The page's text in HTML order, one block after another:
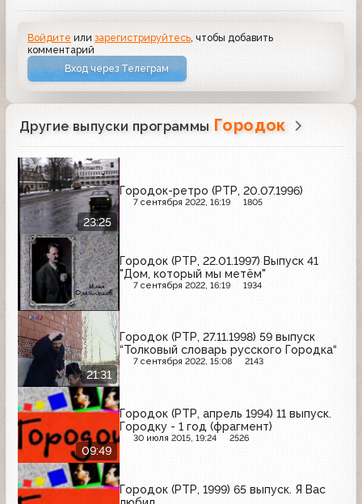
Войдите илизарегистрируйтесь , чтобы добавить
комментарий
Вход через Телеграм
Другие выпуски программы Городок
23:25
Городок-ретро (РТР, 20.07.1996)
7 сентября 2022, 16:19 1805
Городок (РТР, 22.01.1997) Выпуск 41
"Дом, который мы метём"
7 сентября 2022, 16:19 1934
21:31
Городок (РТР, 27.11.1998) 59 выпуск
“Толковый словарь русского Городка“
7 сентября 2022, 15:08 2143
09:49
Городок (РТР, апрель 1994) 11 выпуск.
Городку - 1 год (фрагмент)
30 июля 2015, 19:24 2526
Городок (РТР, 1999) 65 выпуск. Я Вас